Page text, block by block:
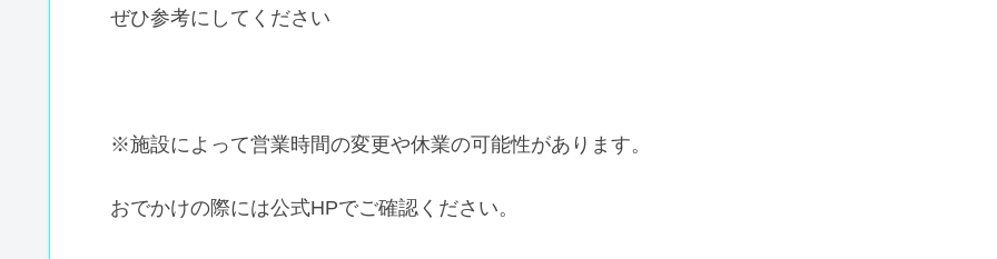
ぜひ参考にしてください
※施設によって営業時間の変更や休業の可能性があります。
おでかけの際には公式HPでご確認ください。